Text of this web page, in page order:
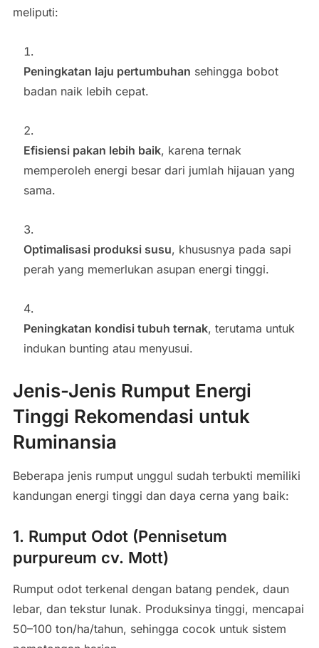
meliputi:
Peningkatan laju pertumbuhan sehingga bobot
badan naik lebih cepat.
Efisiensi pakan lebih baik, karena ternak
memperoleh energi besar dari jumlah hijauan yang
sama.
Optimalisasi produksi susu, khususnya pada sapi
perah yang memerlukan asupan energi tinggi.
Peningkatan kondisi tubuh ternak, terutama untuk
indukan bunting atau menyusui.
Jenis-Jenis Rumput Energi
Tinggi Rekomendasi untuk
Ruminansia
Beberapa jenis rumput unggul sudah terbukti memiliki
kandungan energi tinggi dan daya cerna yang baik:
1. Rumput Odot (Pennisetum
purpureum cv. Mott)
Rumput odot terkenal dengan batang pendek, daun
lebar, dan tekstur lunak. Produksinya tinggi, mencapai
50–100 ton/ha/tahun, sehingga cocok untuk sistem